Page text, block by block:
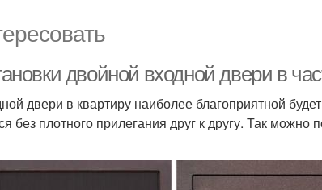
двойной входной двери в
двери в квартиру наиболее благоприятной
без плотного прилегания друг к другу. Так